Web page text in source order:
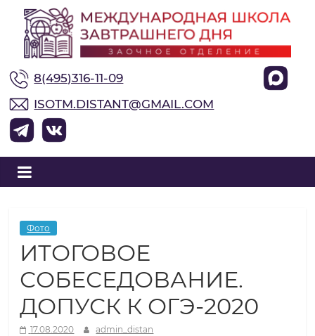
М
е
ж
д
у
н
а
8(495)316-11-09
ISOTM.DISTANT@GMAIL.COM
Фото
ИТОГОВОЕ
СОБЕСЕДОВАНИЕ.
ДОПУСК К ОГЭ-2020
17.08.2020 admin_distan